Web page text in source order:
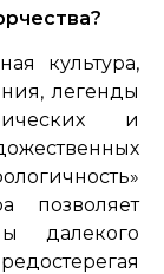
культура,
легенды
и
позволяет
далекого